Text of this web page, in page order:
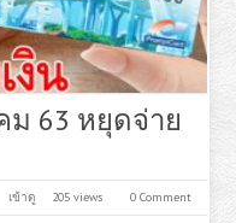
63 หยุดจ่าย
เข้าดู 205 views 0 Comment